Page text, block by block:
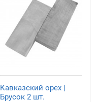
Кавказский орех |
Брусок 2 шт.